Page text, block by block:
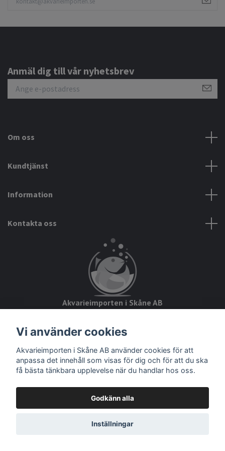
Anmäl dig till vår nyhetsbrev
Om oss
Kundtjänst
Information
Kontakta oss
Akvarieimporten i Skåne AB
28234 Tyringe
Org.nr: 559093-8832
© 2026 Akvarieimporten
Vi använder cookies
Akvarieimporten i Skåne AB använder cookies för att
anpassa det innehåll som visas för dig och för att du ska
få bästa tänkbara upplevelse när du handlar hos oss.
Godkänn alla
Inställningar